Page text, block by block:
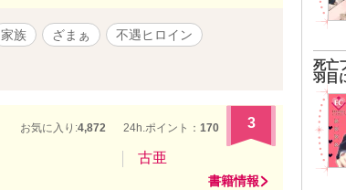
家族 ざまぁ
不遇ヒロイン
お気に入り:4,872 24h.ポイント： 170 3
古亜
書籍情報
死亡
羽目